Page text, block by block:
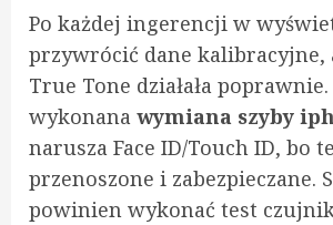
Po każdej ingerencji w
przywrócić dane kalibracyjne,
True Tone działała
wykonana wymiana szyby
narusza Face ID/Touch ID, bo
przenoszone i zabezpieczane.
powinien wykonać test